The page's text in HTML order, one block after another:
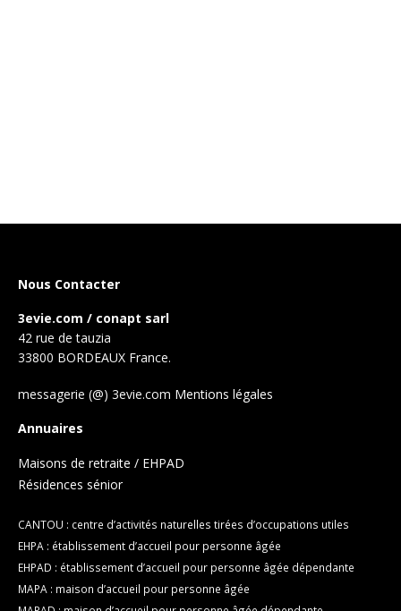
Nous Contacter
3evie.com / conapt sarl
42 rue de tauzia
33800 BORDEAUX France.
messagerie (@) 3evie.com Mentions légales
Annuaires
Maisons de retraite / EHPAD
Résidences sénior
CANTOU : centre d’activités naturelles tirées d’occupations utiles
EHPA : établissement d’accueil pour personne âgée
EHPAD : établissement d’accueil pour personne âgée dépendante
MAPA : maison d’accueil pour personne âgée